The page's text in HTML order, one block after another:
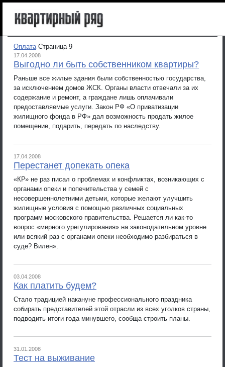
Оплата Страница 9
17.04.2008
Выгодно ли быть собственником квартиры?
Раньше все жилые здания были собственностью государства,
за исключением домов ЖСК. Органы власти отвечали за их
содержание и ремонт, а граждане лишь оплачивали
предоставляемые услуги. Закон РФ «О приватизации
жилищного фонда в РФ» дал возможность продать жилое
помещение, подарить, передать по наследству.
17.04.2008
Перестанет допекать опека
«КР» не раз писал о проблемах и конфликтах, возникающих с
органами опеки и попечительства у семей с
несовершеннолетними детьми, которые желают улучшить
жилищные условия с помощью различных социальных
программ московского правительства. Решается ли как-то
вопрос «мирного урегулирования» на законодательном уровне
или всякий раз с органами опеки необходимо разбираться в
суде? Вилен».
03.04.2008
Как платить будем?
Стало традицией накануне профессионального праздника
собирать представителей этой отрасли из всех уголков страны,
подводить итоги года минувшего, сообща строить планы.
31.01.2008
Тест на выживание